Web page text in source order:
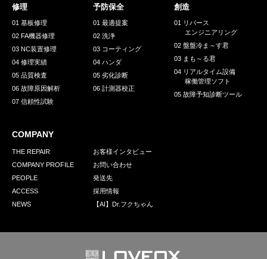
GREEN CHALLENGE
環境への取り組み
お問い合わせ 発送先
修理
01 基板修理
02 FA機器修理
03 NC装置修理
04 修理実績
05 品質検査
06 故障原因解析
07 信頼性試験
予防保全
01 最適提案
02 洗浄
03 コーティング
04 ハンダ
05 劣化診断
06 計測器校正
創造
01 リバース
エンジニアリング
02 盤盤冷ま～す君
03 まも～る君
04 リアルタイム設備
稼働管理ソフト
05 故障予知診断ツール
COMPANY
THE REPAIR
COMPANY PROFILE
PEOPLE
ACCESS
NEWS
お客様インタビュー
お問い合わせ
発送先
採用情報
【AI】Dr.フクちゃん